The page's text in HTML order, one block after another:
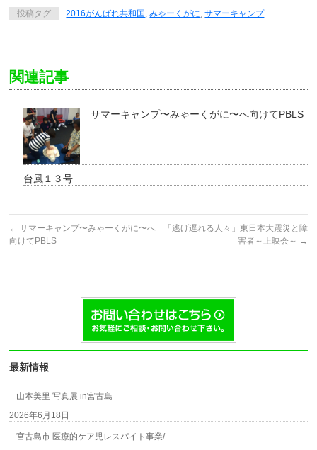
投稿タグ 2016がんばれ共和国 ,みゃーくがに,サマーキャンプ
関連記事
サマーキャンプ〜みゃーくがに〜へ向けてPBLS
台風１３号
← サマーキャンプ〜みゃーくがに〜へ
向けてPBLS
「逃げ遅れる人々」東日本大震災と障
害者～上映会～ →
最新情報
山本美里 写真展 in宮古島
2026年6月18日
宮古島市 医療的ケア児レスパイト事業/